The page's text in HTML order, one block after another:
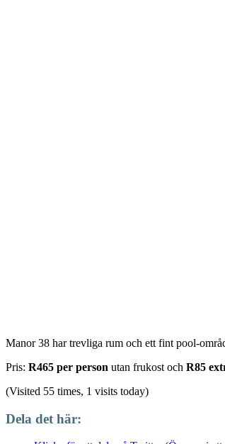
Manor 38 har trevliga rum och ett fint pool-
Pris: R465 per person utan frukost och R85
(Visited 55 times, 1 visits today)
Dela det här: